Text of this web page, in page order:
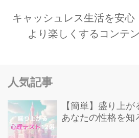
キャッシュレス生活を安心
より楽しくするコンテ
人気記事
【簡単】盛り上
あなたの性格を知